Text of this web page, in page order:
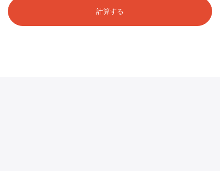
計算する